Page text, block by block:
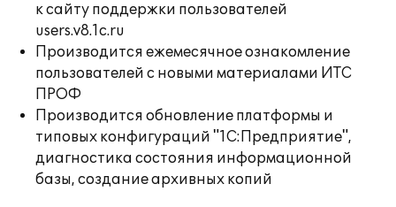
к сайту поддержки пользователей
users.v8.1c.ru
Производится ежемесячное ознакомление
пользователей с новыми материалами ИТС
ПРОФ
Производится обновление платформы и
типовых конфигураций "1С:Предприятие",
диагностика состояния информационной
базы, создание архивных копий